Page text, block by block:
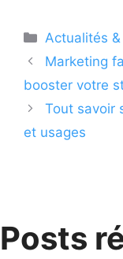
Catégories
Actualités
Marketing
booster votre
Tout savoir
et usages
Posts